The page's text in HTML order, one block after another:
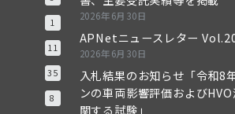
1
11
35
8
2026年6月30日
APNetニュースレター
2026年6月30日
入札結果のお知らせ「令和8
ンの車両影響評価および
関する試験」